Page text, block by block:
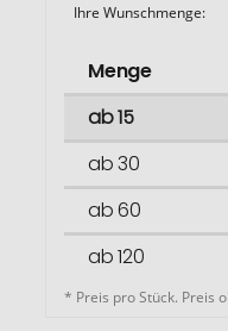
Ihre Wunschmenge:
Menge
ab 15
ab 30
ab 60
ab 120
* Preis pro Stück. Preis